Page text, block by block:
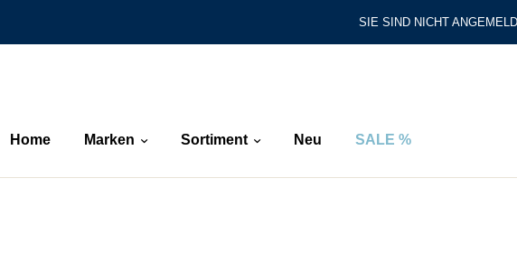
SIE SIND NICHT
Home Marken Sortiment Neu SALE %